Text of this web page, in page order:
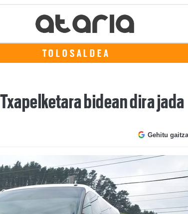
TOLOSALDEA
bidean dira jada
Gehitu